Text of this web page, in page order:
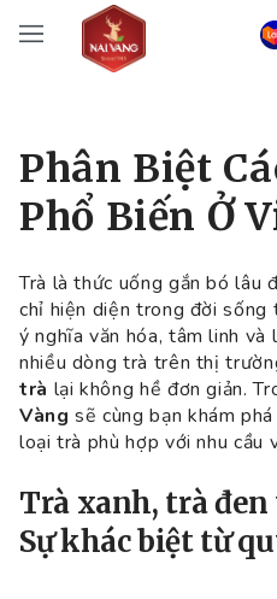
Phân Biệt
Phổ Biến Ở
Trà là thức uống gắn bó lâu
chỉ hiện diện trong đời sống
ý nghĩa văn hóa, tâm linh và
nhiều dòng trà trên thị
trà lại không hề đơn giản.
Vàng sẽ cùng bạn khám
loại trà phù hợp với nhu cầu
Trà xanh, trà
Sự khác biệt từ